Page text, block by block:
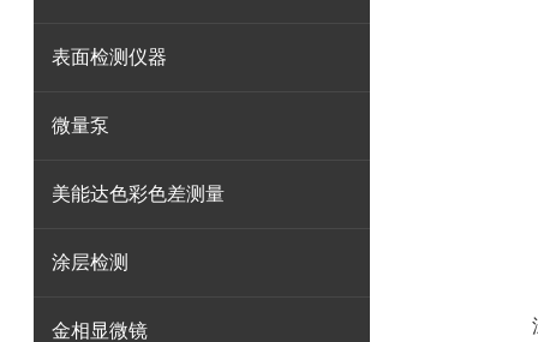
表面检测仪器
微量泵
美能达色彩色差测量
涂层检测
金相显微镜